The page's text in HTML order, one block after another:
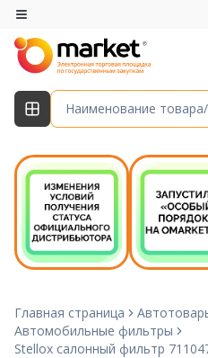
Главная страница
Автомобильные фильтры
Stellox салонный фильтр